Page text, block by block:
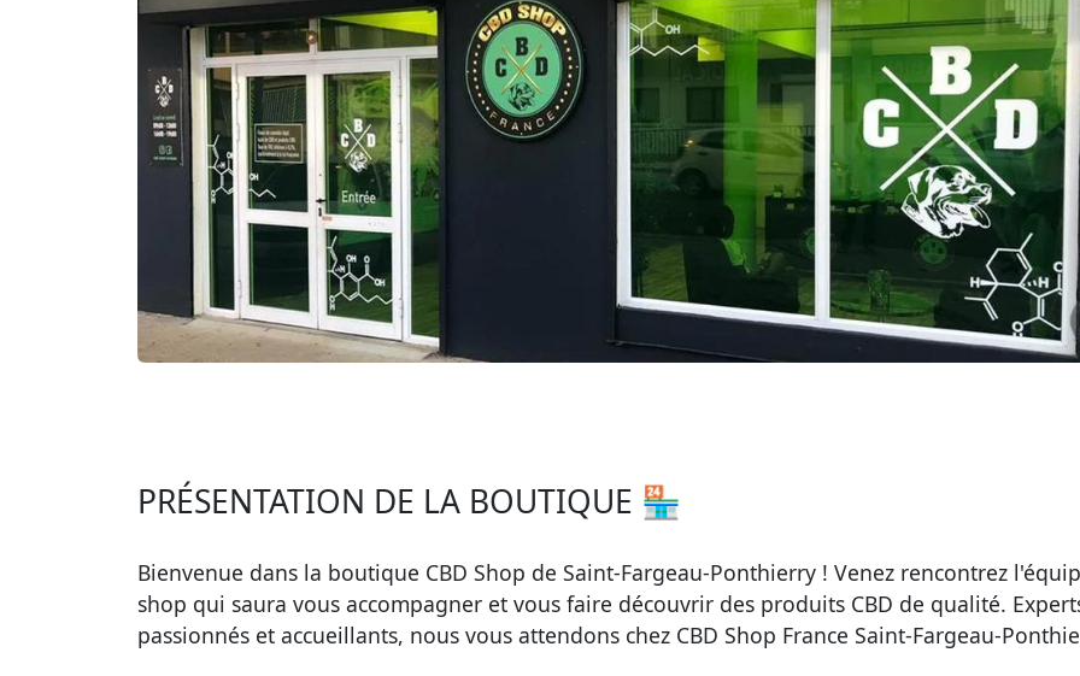
PRÉSENTATION DE LA BOUTIQUE 🏪
Bienvenue dans la boutique CBD Shop de Saint-Fargeau-Ponthierry ! Venez rencontrez
shop qui saura vous accompagner et vous faire découvrir des produits CBD de qualité.
passionnés et accueillants, nous vous attendons chez CBD Shop France Saint-Fargeau-